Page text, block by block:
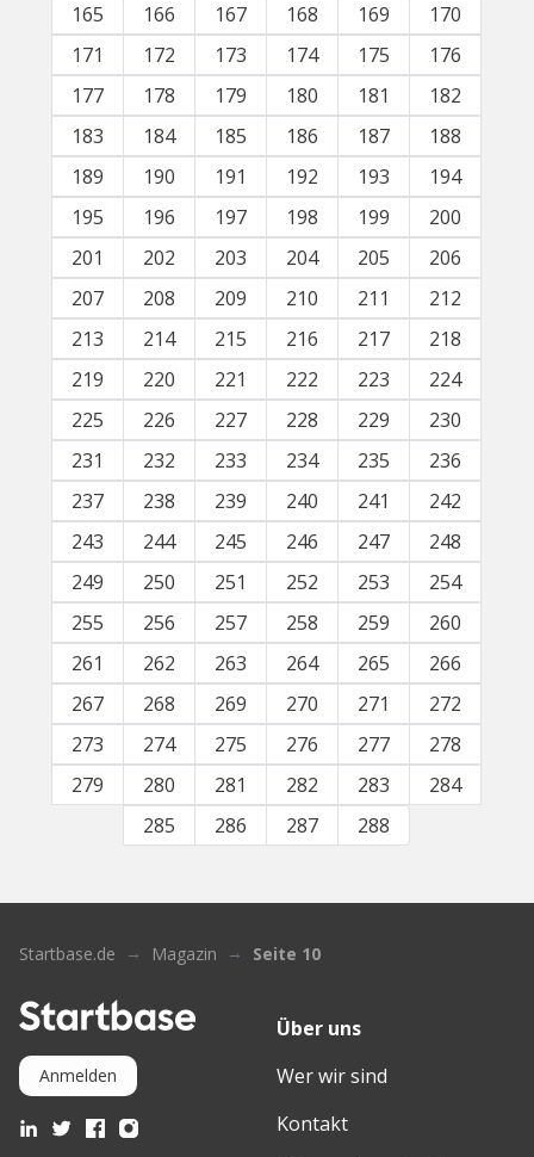
165
166 167 168 169
170
171
172 173 174 175
176
177
178 179 180 181
182
183
184 185 186 187
188
189
190 191 192 193
194
195
196 197 198 199
200
201
202 203 204 205
206
207
208 209 210 211
212
213
214 215 216 217
218
219
220 221 222 223
224
225
226 227 228 229
230
231
232 233 234 235
236
237
238 239 240 241
242
243
244 245 246 247
248
249
250 251 252 253
254
255
256 257 258 259
260
261
262 263 264 265
266
267
268 269 270 271
272
273
274 275 276 277
278
279
280 281 282 283
284
285
286 287 288
Startbase.de Magazin Seite 10
Anmelden
Über uns
Wer wir sind
Kontakt